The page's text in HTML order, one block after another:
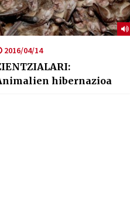
2016/04/14
hibernazioa